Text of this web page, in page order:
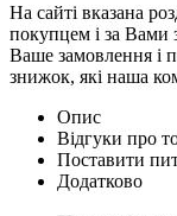
На сайті вказана
покупцем і за Вами
Ваше замовлення і
знижок, які наша
Опис
Відгуки про
Поставити
Додатково